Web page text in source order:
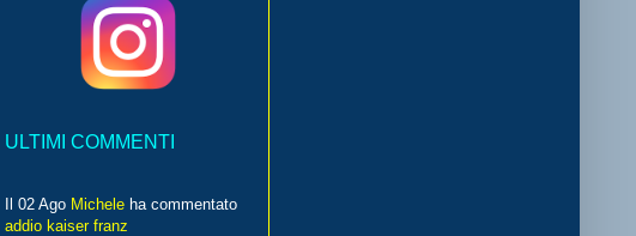
ULTIMI COMMENTI
Il 02 Ago Michele ha commentato
addio kaiser franz